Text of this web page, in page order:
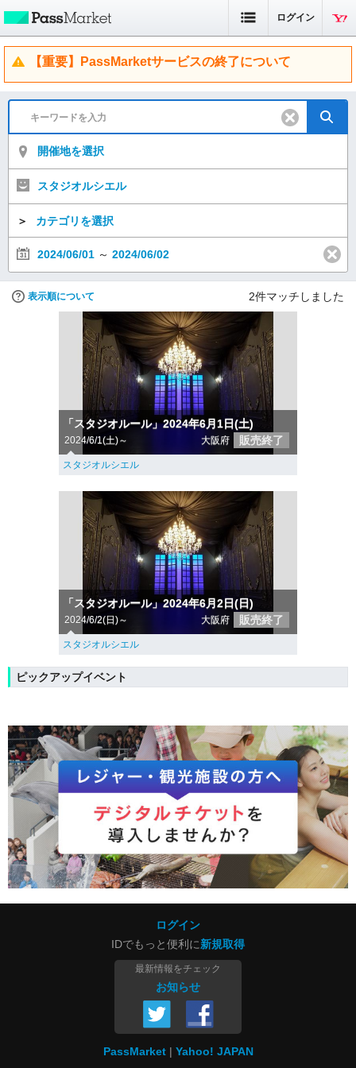
ログイン
【重要】PassMarketサービスの終了について
開催地を選択
スタジオルシエル
＞ カテゴリを選択
2024/06/01 ～ 2024/06/02
表示順について 2件マッチしました
「スタジオルール」2024年6月1日(土)
2024/6/1(土)～ 大阪府 販売終了
スタジオルシエル
「スタジオルール」2024年6月2日(日)
2024/6/2(日)～ 大阪府 販売終了
スタジオルシエル
ピックアップイベント
ログイン
IDでもっと便利に新規取得
最新情報をチェック
お知らせ
PassMarket Yahoo! JAPAN